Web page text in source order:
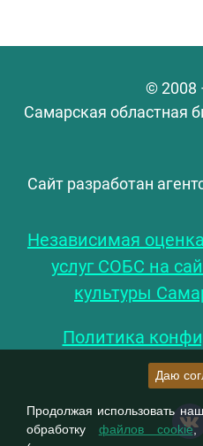
© 2008
Самарская областная
Сайт разработан
Независимая
услуг СОБС на
культуры
Политика
Даю
Продолжая использовать
обработку файлов cookie,